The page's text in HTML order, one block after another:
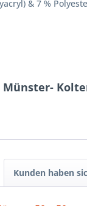
& 7 %
Kunden haben